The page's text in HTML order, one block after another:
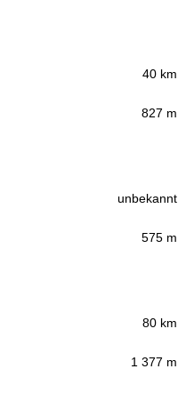
40 km
827 m
unbekannt
575 m
80 km
1 377 m